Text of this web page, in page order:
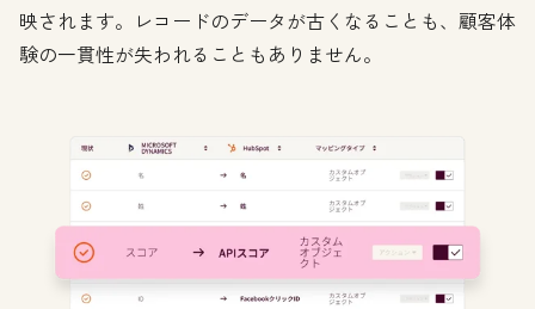
映されます。レコードのデータが古くなることも、顧客体
験の一貫性が失われることもありません。